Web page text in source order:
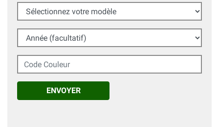
Sélectionnez votre modèle
Année (facultatif)
Code Couleur
ENVOYER